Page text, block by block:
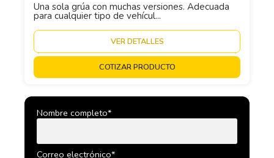
Una sola grúa con muchas versiones. Adecuada
para cualquier tipo de vehícul...
VER DETALLES
COTIZAR PRODUCTO
Nombre completo*
Correo electrónico*